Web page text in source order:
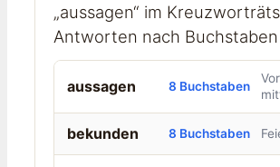
„aussagen“ im
Antworten nach Buchstaben
aussagen 8 Buchstaben
bekunden 8 Buchstaben